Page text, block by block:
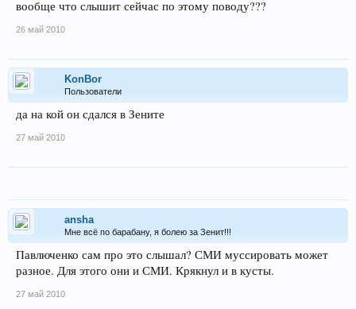
вообще что слышит сейчас по этому поводу???
26 май 2010
KonBor
Пользователи
да на кой он сдался в Зените
27 май 2010
ansha
Мне всё по барабану, я болею за Зенит!!!
Павлюченко сам про это слышал? СМИ муссировать может
разное. Для этого они и СМИ. Крякнул и в кусты.
27 май 2010